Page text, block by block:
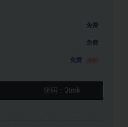
免费
免费
免费
密码： 3tmk